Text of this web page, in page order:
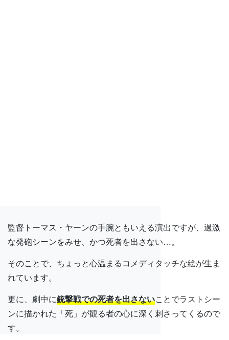
監督トーマス・ヤーンの手腕ともいえる演出ですが、過激
な発砲シーンをみせ、かつ死者を出さない…。
そのことで、ちょっと心温まるコメディタッチな絵が生ま
れています。
更に、劇中に銃撃戦での死者を出さないことでラストシー
ンに描かれた「死」が観る者の心に深く刺さってくるので
す。